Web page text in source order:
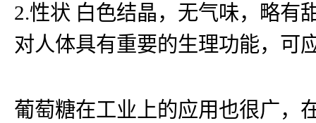
2.性状 白色结晶，无气味，略有
对人体具有重要的生理功能，可
葡萄糖在工业上的应用也很广，